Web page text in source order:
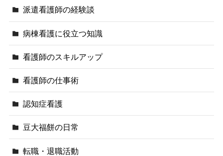
派遣看護師の経験談
病棟看護に役立つ知識
看護師のスキルアップ
看護師の仕事術
認知症看護
豆大福餅の日常
転職・退職活動